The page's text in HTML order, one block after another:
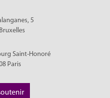
5
Bruxelles
Saint-Honoré
Paris